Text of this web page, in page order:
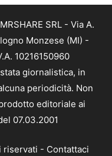
SRL - Via A.
Monzese (MI) -
10216150960
giornalistica, in
periodicità. Non
editoriale ai
07.03.2001
riservati - Contattaci